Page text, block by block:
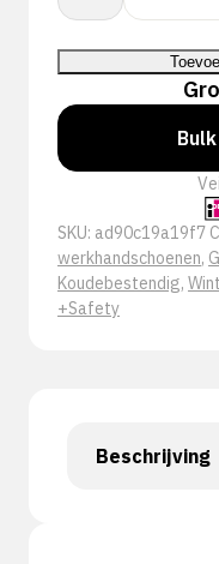
Eskimo
|
winter
handschoen
aantal
SKU: ad90c19a19f7
werkhandschoenen,
Koudebestendig,
+Safety
Beschrijving